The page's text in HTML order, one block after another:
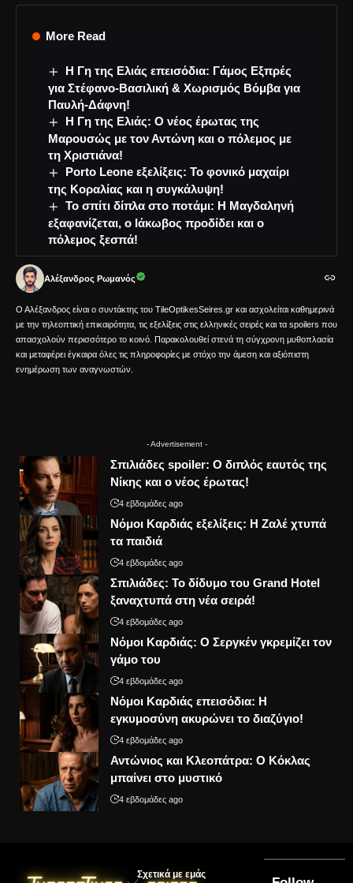
More Read
Η Γη της Ελιάς επεισόδια: Γάμος Εξπρές
για Στέφανο-Βασιλική & Χωρισμός Βόμβα για
Παυλή-Δάφνη!
Η Γη της Ελιάς: Ο νέος έρωτας της
Μαρουσώς με τον Αντώνη και ο πόλεμος με
τη Χριστιάνα!
Porto Leone εξελίξεις: Το φονικό μαχαίρι
της Κοραλίας και η συγκάλυψη!
Το σπίτι δίπλα στο ποτάμι: Η Μαγδαληνή
εξαφανίζεται, ο Ιάκωβος προδίδει και ο
πόλεμος ξεσπά!
Αλέξανδρος Ρωμανός
Ο Αλέξανδρος είναι ο συντάκτης του TileOptikesSeires.gr και ασχολείται καθημερινά
με την τηλεοπτική επικαιρότητα, τις εξελίξεις στις ελληνικές σειρές και τα spoilers που
απασχολούν περισσότερο το κοινό. Παρακολουθεί στενά τη σύγχρονη μυθοπλασία
και μεταφέρει έγκαιρα όλες τις πληροφορίες με στόχο την άμεση και αξιόπιστη
ενημέρωση των αναγνωστών.
- Advertisement -
Σπιλιάδες spoiler: Ο διπλός εαυτός της
Νίκης και ο νέος έρωτας!
4 εβδομάδες ago
Νόμοι Καρδιάς εξελίξεις: Η Ζαλέ χτυπά
τα παιδιά
4 εβδομάδες ago
Σπιλιάδες: Το δίδυμο του Grand Hotel
ξαναχτυπά στη νέα σειρά!
4 εβδομάδες ago
Νόμοι Καρδιάς: Ο Σεργκέν γκρεμίζει τον
γάμο του
4 εβδομάδες ago
Νόμοι Καρδιάς επεισόδια: Η
εγκυμοσύνη ακυρώνει το διαζύγιο!
4 εβδομάδες ago
Αντώνιος και Κλεοπάτρα: Ο Κόκλας
μπαίνει στο μυστικό
4 εβδομάδες ago
Σχετικά με εμάς